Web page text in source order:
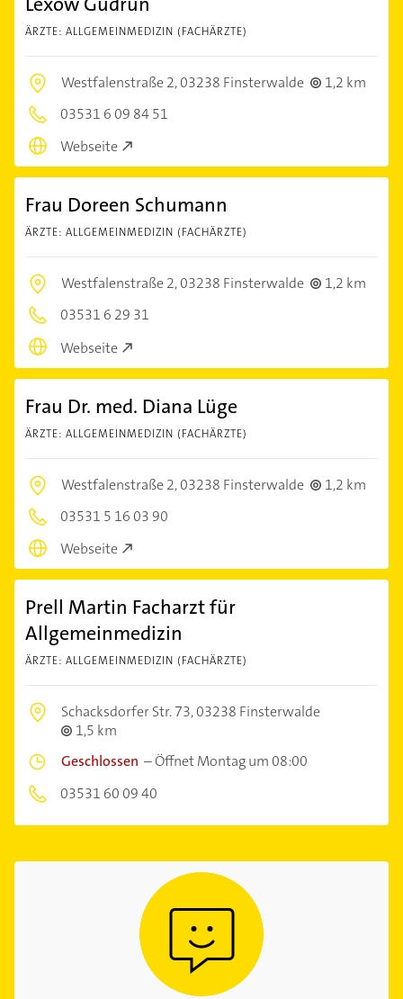
ÄRZTE: ALLGEMEINMEDIZIN (FACHÄRZTE)
Westfalenstraße 2,03238 Finsterwalde
1,2 km
03531 6 09 84 51
Webseite
Frau Doreen Schumann
ÄRZTE: ALLGEMEINMEDIZIN (FACHÄRZTE)
Westfalenstraße 2,03238 Finsterwalde
1,2 km
03531 6 29 31
Webseite
Frau Dr. med. Diana Lüge
ÄRZTE: ALLGEMEINMEDIZIN (FACHÄRZTE)
Westfalenstraße 2,03238 Finsterwalde
1,2 km
03531 5 16 03 90
Webseite
Prell Martin Facharzt für
Allgemeinmedizin
ÄRZTE: ALLGEMEINMEDIZIN (FACHÄRZTE)
Schacksdorfer Str. 73,03238 Finsterwalde
1,5 km
Geschlossen –Öffnet Montag um 08:00
03531 60 09 40